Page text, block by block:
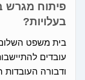
פיתוח מגרש
בעלויות?
עובדים
ודבורה העובדות